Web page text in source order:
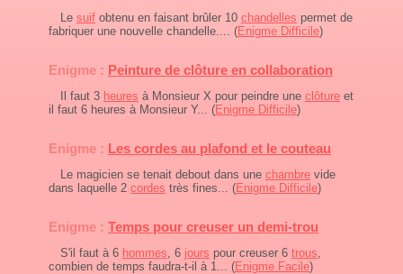
Le suif obtenu en faisant brûler 10 chandelles permet de
fabriquer une nouvelle chandelle.... (Enigme Difficile)
Enigme : Peinture de clôture en collaboration
Il faut 3 heures à Monsieur X pour peindre une clôture et
il faut 6 heures à Monsieur Y... (Enigme Difficile)
Enigme : Les cordes au plafond et le couteau
Le magicien se tenait debout dans une chambre vide
dans laquelle 2 cordes très fines... (Enigme Difficile)
Enigme : Temps pour creuser un demi-trou
S'il faut à 6 hommes, 6 jours pour creuser 6 trous,
combien de temps faudra-t-il à 1... (Enigme Facile)